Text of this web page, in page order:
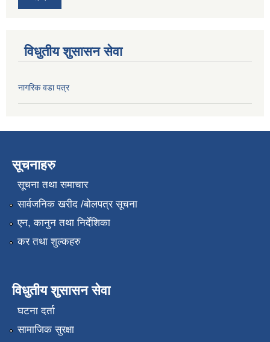
विधुतीय शुसासन सेवा
नागरिक वडा पत्र
सूचनाहरु
सूचना तथा समाचार
सार्वजनिक खरीद /बोलपत्र सूचना
एन, कानुन तथा निर्देशिका
कर तथा शुल्कहरु
विधुतीय शुसासन सेवा
घटना दर्ता
सामाजिक सुरक्षा